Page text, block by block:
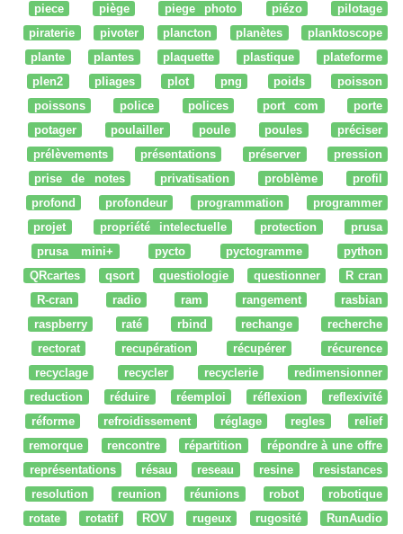
piece
piège piege photo piézo
pilotage
piraterie
pivoter plancton planètes
planktoscope
plante
plantes plaquette plastique
plateforme
plen2
pliages plot png poids
poisson
poissons
police polices port com
porte
potager
poulailler poule poules
préciser
prélèvements
présentations préserver
pression
prise de notes
privatisation problème
profil
profond
profondeur programmation
programmer
projet
propriété intelectuelle protection
prusa
prusa mini+
pycto pyctogramme
python
QRcartes
qsort questiologie questionner
R cran
R-cran
radio ram rangement
rasbian
raspberry
raté rbind rechange
recherche
rectorat
recupération récupérer
récurence
recyclage
recycler recyclerie
redimensionner
reduction
réduire réemploi réflexion
reflexivité
réforme
refroidissement réglage regles
relief
remorque
rencontre répartition
répondre à une offre
représentations
résau reseau resine
resistances
resolution
reunion réunions robot
robotique
rotate
rotatif ROV rugeux rugosité
RunAudio